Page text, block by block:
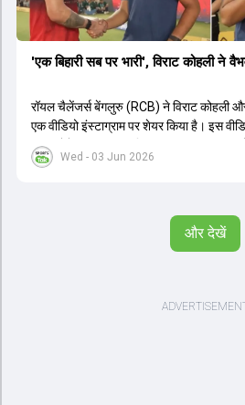
Wed - 03 Jun 2026
'एक बिहारी सब पर भारी', विराट कोहली ने
रॉयल चैलेंजर्स बेंगलुरु (RCB) ने विराट कोहली
एक वीडियो इंस्टाग्राम पर शेयर किया है। इस
सलाह देते हुए कहा, 'एक बिहारी सब पर भारी।
पर विश्वास रखने और नकारात्मक बातों पर ध्यान
सीरीज खेलेंगे। वहीं, विराट कोहली लंदन रवाना
और देखें